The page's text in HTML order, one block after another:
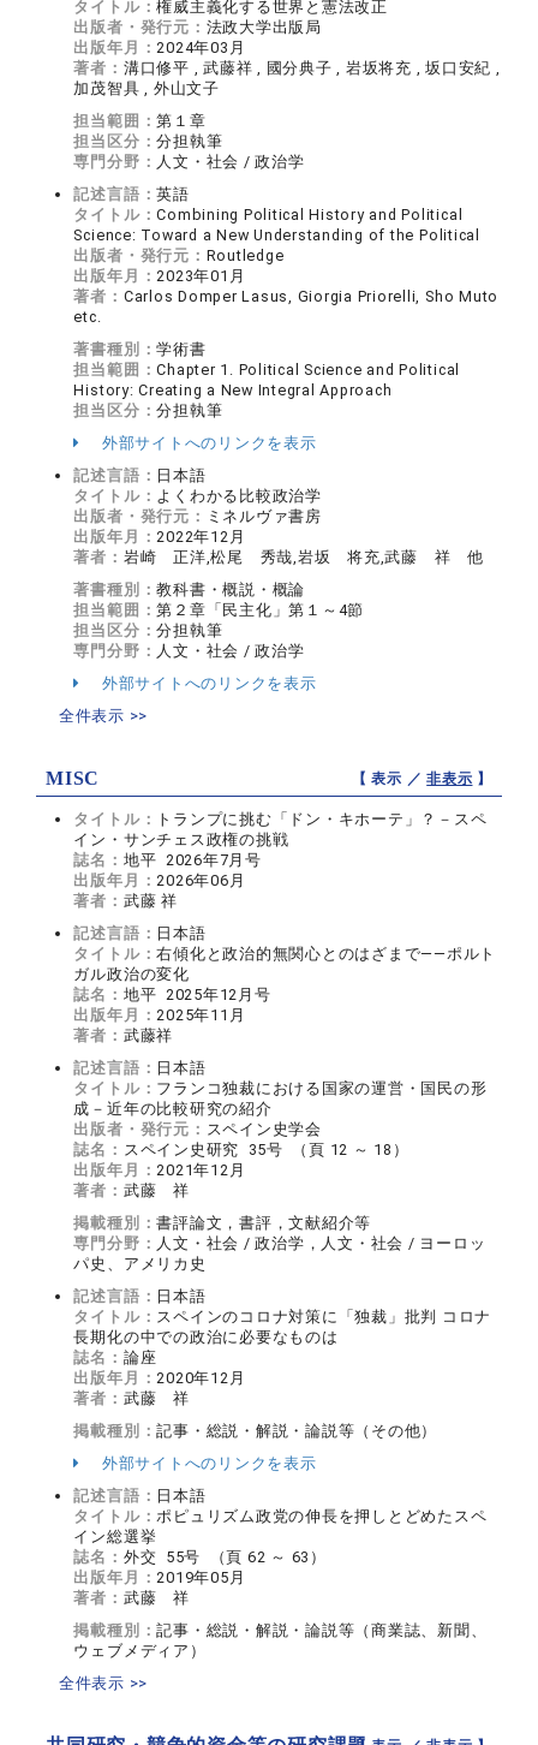
タイトル：権威主義化する世界と憲法改正
出版者・発行元： 法政大学出版局
出版年月：2024年03月
著者： 溝口修平 , 武藤祥 , 國分典子 , 岩坂将充 , 坂口安紀 ,
加茂智具 , 外山文子
担当範囲：第１章
担当区分：分担執筆
専門分野： 人文・社会 / 政治学
記述言語：英語
タイトル：Combining Political History and Political
Science: Toward a New Understanding of the Political
出版者・発行元： Routledge
出版年月：2023年01月
著者： Carlos Domper Lasus, Giorgia Priorelli, Sho Muto
etc.
著書種別：学術書
担当範囲：Chapter 1. Political Science and Political
History: Creating a New Integral Approach
担当区分：分担執筆
外部サイトへのリンクを表示
記述言語： 日本語
タイトル： よくわかる比較政治学
出版者・発行元： ミネルヴァ書房
出版年月：2022年12月
著者： 岩崎 正洋,松尾 秀哉,岩坂 将充,武藤 祥 他
著書種別：教科書・概説・概論
担当範囲：第２章「民主化」第１～4節
担当区分：分担執筆
専門分野： 人文・社会 / 政治学
外部サイトへのリンクを表示
全件表示 >>
MISC 【 表示 ／非表示 】
タイトル： トランプに挑む「ドン・キホーテ」？－スペ
イン・サンチェス政権の挑戦
誌名： 地平 2026年7月号
出版年月：2026年06月
著者： 武藤 祥
記述言語： 日本語
タイトル：右傾化と政治的無関心とのはざまで――ポルト
ガル政治の変化
誌名： 地平 2025年12月号
出版年月：2025年11月
著者： 武藤祥
記述言語： 日本語
タイトル： フランコ独裁における国家の運営・国民の形
成－近年の比較研究の紹介
出版者・発行元： スペイン史学会
誌名： スペイン史研究 35号 （頁 12 ～ 18）
出版年月：2021年12月
著者： 武藤 祥
掲載種別：書評論文，書評，文献紹介等
専門分野： 人文・社会 / 政治学，人文・社会 / ヨーロッ
パ史、アメリカ史
記述言語： 日本語
タイトル： スペインのコロナ対策に「独裁」批判 コロナ
⻑期化の中での政治に必要なものは
誌名： 論座
出版年月：2020年12月
著者： 武藤 祥
掲載種別：記事・総説・解説・論説等（その他）
外部サイトへのリンクを表示
記述言語： 日本語
タイトル：ポピュリズム政党の伸長を押しとどめたスペ
イン総選挙
誌名： 外交 55号 （頁 62 ～ 63）
出版年月：2019年05月
著者： 武藤 祥
掲載種別：記事・総説・解説・論説等（商業誌、新聞、
ウェブメディア）
全件表示 >>